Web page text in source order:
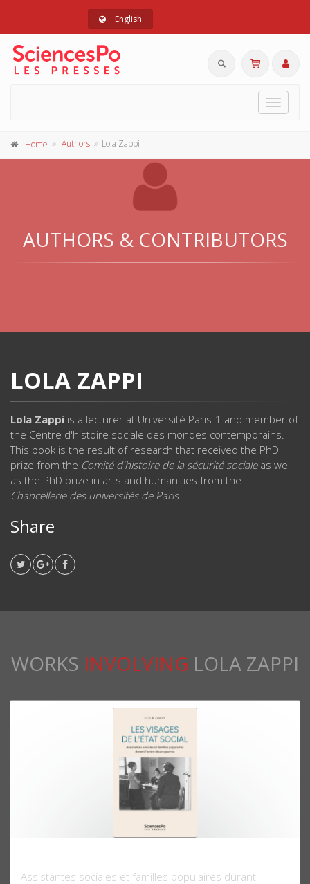
English
Toggle
Home Authors Lola Zappi
AUTHORS & CONTRIBUTORS
LOLA ZAPPI
Lola Zappi is a lecturer at Université Paris-1 and member of
the Centre d'histoire sociale des mondes contemporains.
This book is the result of research that received the PhD
prize from the Comité d'histoire de la sécurité socialeas well
as the PhD prize in arts and humanities from the
Chancellerie des universités de Paris.
Share
WORKS INVOLVING LOLA ZAPPI
Assistantes sociales et familles populaires durant